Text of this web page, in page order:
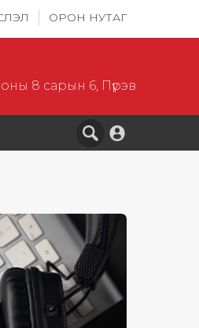
ОРОН НУТАГ
8 сарын 6, Пүрэв